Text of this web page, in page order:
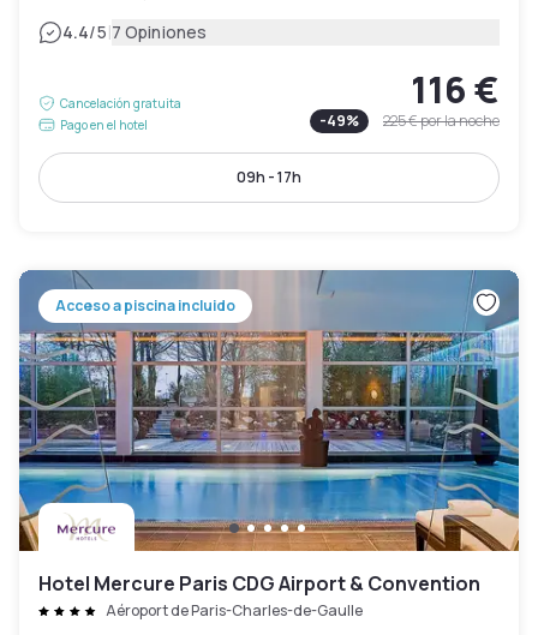
4.4/5|7 Opiniones
Cancelación gratuita
Pago en el hotel
116 €
-49% 225 €por la noche
09h - 17h
Acceso a piscina incluido
Hotel Mercure Paris CDG Airport & Convention
Aéroport de Paris-Charles-de-Gaulle